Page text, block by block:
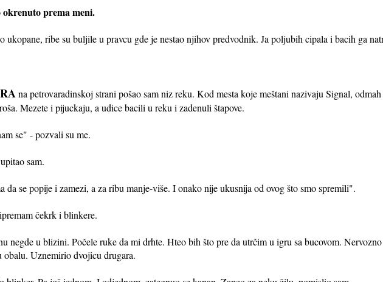
prema meni.
ukopane, ribe su buljile u pravcu gde je nestao njihov predvodnik. Ja poljubih cipala i bacih ga
na petrovaradinskoj strani pošao sam niz reku. Kod mesta koje meštani nazivaju Signal,
Mezete i pijuckaju, a udice bacili u reku i zadenuli štapove.
se" - pozvali su me.
sam.
da se popije i zamezi, a za ribu manje-više. I onako nije ukusnija od ovog što smo spremili".
čekrk i blinkere.
negde u blizini. Počele ruke da mi drhte. Hteo bih što pre da utrčim u igru sa bucovom.
obalu. Uznemirio dvojicu drugara.